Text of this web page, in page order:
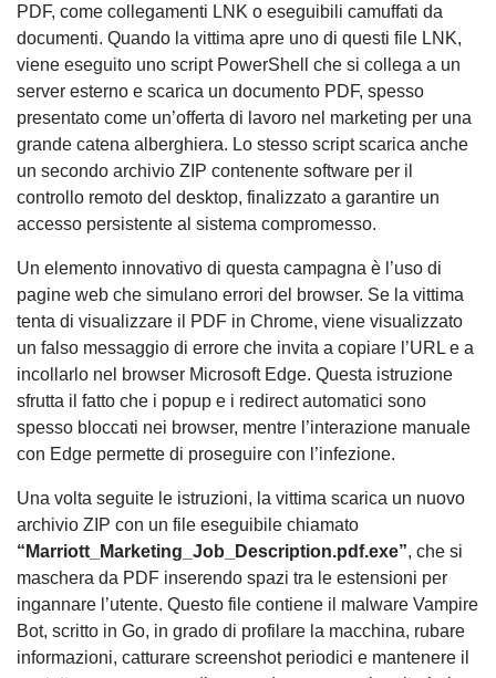
PDF, come collegamenti LNK o eseguibili camuffati da
documenti. Quando la vittima apre uno di questi file LNK,
viene eseguito uno script PowerShell che si collega a un
server esterno e scarica un documento PDF, spesso
presentato come un’offerta di lavoro nel marketing per una
grande catena alberghiera. Lo stesso script scarica anche
un secondo archivio ZIP contenente software per il
controllo remoto del desktop, finalizzato a garantire un
accesso persistente al sistema compromesso.
Un elemento innovativo di questa campagna è l’uso di
pagine web che simulano errori del browser. Se la vittima
tenta di visualizzare il PDF in Chrome, viene visualizzato
un falso messaggio di errore che invita a copiare l’URL e a
incollarlo nel browser Microsoft Edge. Questa istruzione
sfrutta il fatto che i popup e i redirect automatici sono
spesso bloccati nei browser, mentre l’interazione manuale
con Edge permette di proseguire con l’infezione.
Una volta seguite le istruzioni, la vittima scarica un nuovo
archivio ZIP con un file eseguibile chiamato
“Marriott_Marketing_Job_Description.pdf.exe”, che si
maschera da PDF inserendo spazi tra le estensioni per
ingannare l’utente. Questo file contiene il malware Vampire
Bot, scritto in Go, in grado di profilare la macchina, rubare
informazioni, catturare screenshot periodici e mantenere il